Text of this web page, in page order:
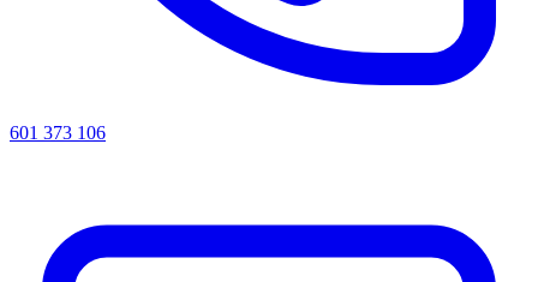
601 373 106